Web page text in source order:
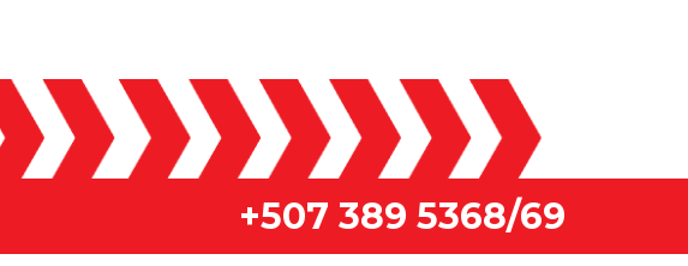
+507 389 5368/69